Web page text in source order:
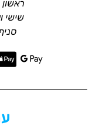
ראשון –
שישי
סניף